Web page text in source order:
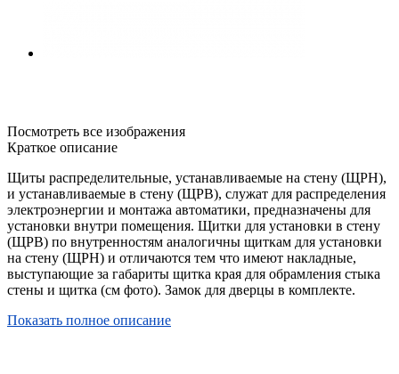
Посмотреть все изображения
Краткое описание
Щиты распределительные, устанавливаемые на стену (ЩРН),
и устанавливаемые в стену (ЩРВ), служат для распределения
электроэнергии и монтажа автоматики, предназначены для
установки внутри помещения. Щитки для установки в стену
(ЩРВ) по внутренностям аналогичны щиткам для установки
на стену (ЩРН) и отличаются тем что имеют накладные,
выступающие за габариты щитка края для обрамления стыка
стены и щитка (см фото). Замок для дверцы в комплекте.
Показать полное описание